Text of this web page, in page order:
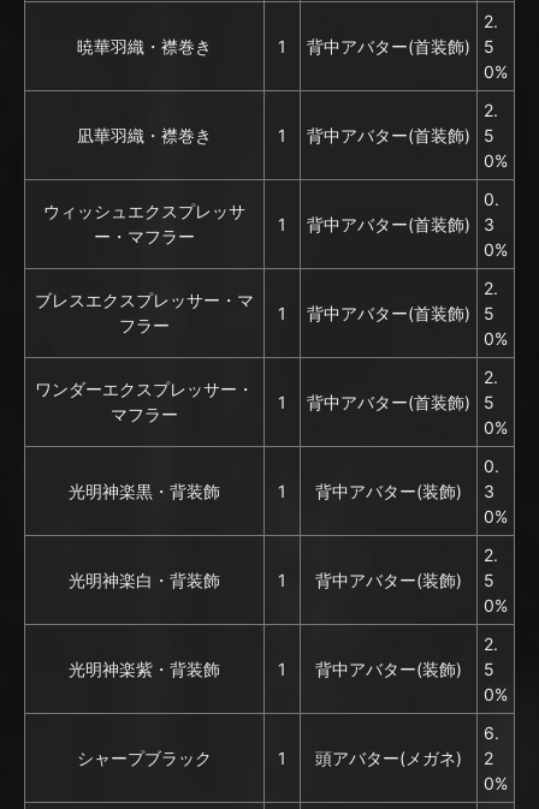
暁華羽織・襟巻き 1 背中アバター(首装飾)
2.
5
0%
凪華羽織・襟巻き 1 背中アバター(首装飾)
2.
5
0%
ウィッシュエクスプレッサ
ー・マフラー
1 背中アバター(首装飾)
0.
3
0%
ブレスエクスプレッサー・マ
フラー
1 背中アバター(首装飾)
2.
5
0%
ワンダーエクスプレッサー・
マフラー
1 背中アバター(首装飾)
2.
5
0%
光明神楽黒・背装飾 1 背中アバター(装飾)
0.
3
0%
光明神楽白・背装飾 1 背中アバター(装飾)
2.
5
0%
光明神楽紫・背装飾 1 背中アバター(装飾)
2.
5
0%
シャープブラック 1 頭アバター(メガネ)
6.
2
0%